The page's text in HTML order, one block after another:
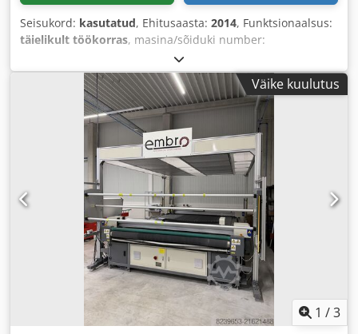
Seisukord: kasutatud, Ehitusaasta: 2014, Funktsionaalsus:
täielikult töökorras, masina/sõiduki number:
, sisendtüüpi vool:
sisendpinge:400 V, sisendvool:24 A, tihendatud õhu
6 latt, Väike kuulutus
1 /3